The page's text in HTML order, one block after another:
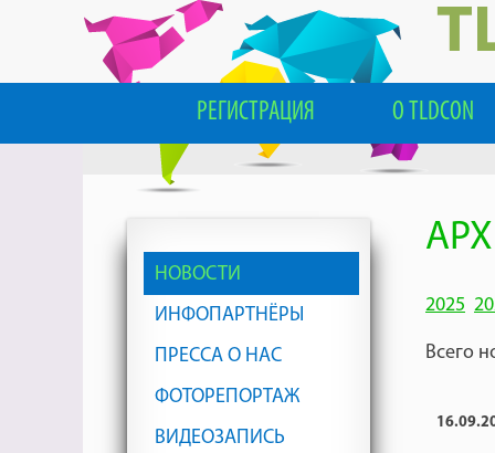
РЕГИСТРАЦИЯ О TLDCON
НОВОСТИ
ИНФОПАРТНЁРЫ
ПРЕССА О НАС
ФОТОРЕПОРТАЖ
ВИДЕОЗАПИСЬ
2025
Всего